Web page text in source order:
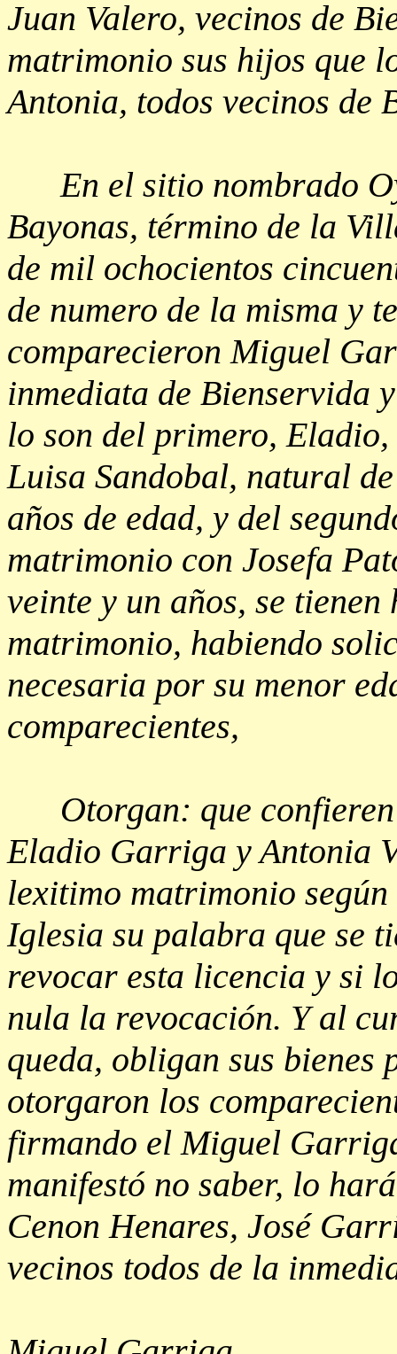
Juan Valero, vecinos de
matrimonio sus hijos que
Antonia, todos vecinos de
En el sitio nombrado
Bayonas, término de la
de mil ochocientos
de numero de la misma y
comparecieron Miguel
inmediata de Bienservida
lo son del primero,
Luisa Sandobal, natural
años de edad, y del
matrimonio con Josefa
veinte y un años, se
matrimonio, habiendo
necesaria por su menor
comparecientes,
Otorgan: que confieren
Eladio Garriga y Antonia
lexitimo matrimonio
Iglesia su palabra que se
revocar esta licencia y si
nula la revocación. Y al
queda, obligan sus bienes
otorgaron los
firmando el Miguel
manifestó no saber, lo
Cenon Henares, José
vecinos todos de la